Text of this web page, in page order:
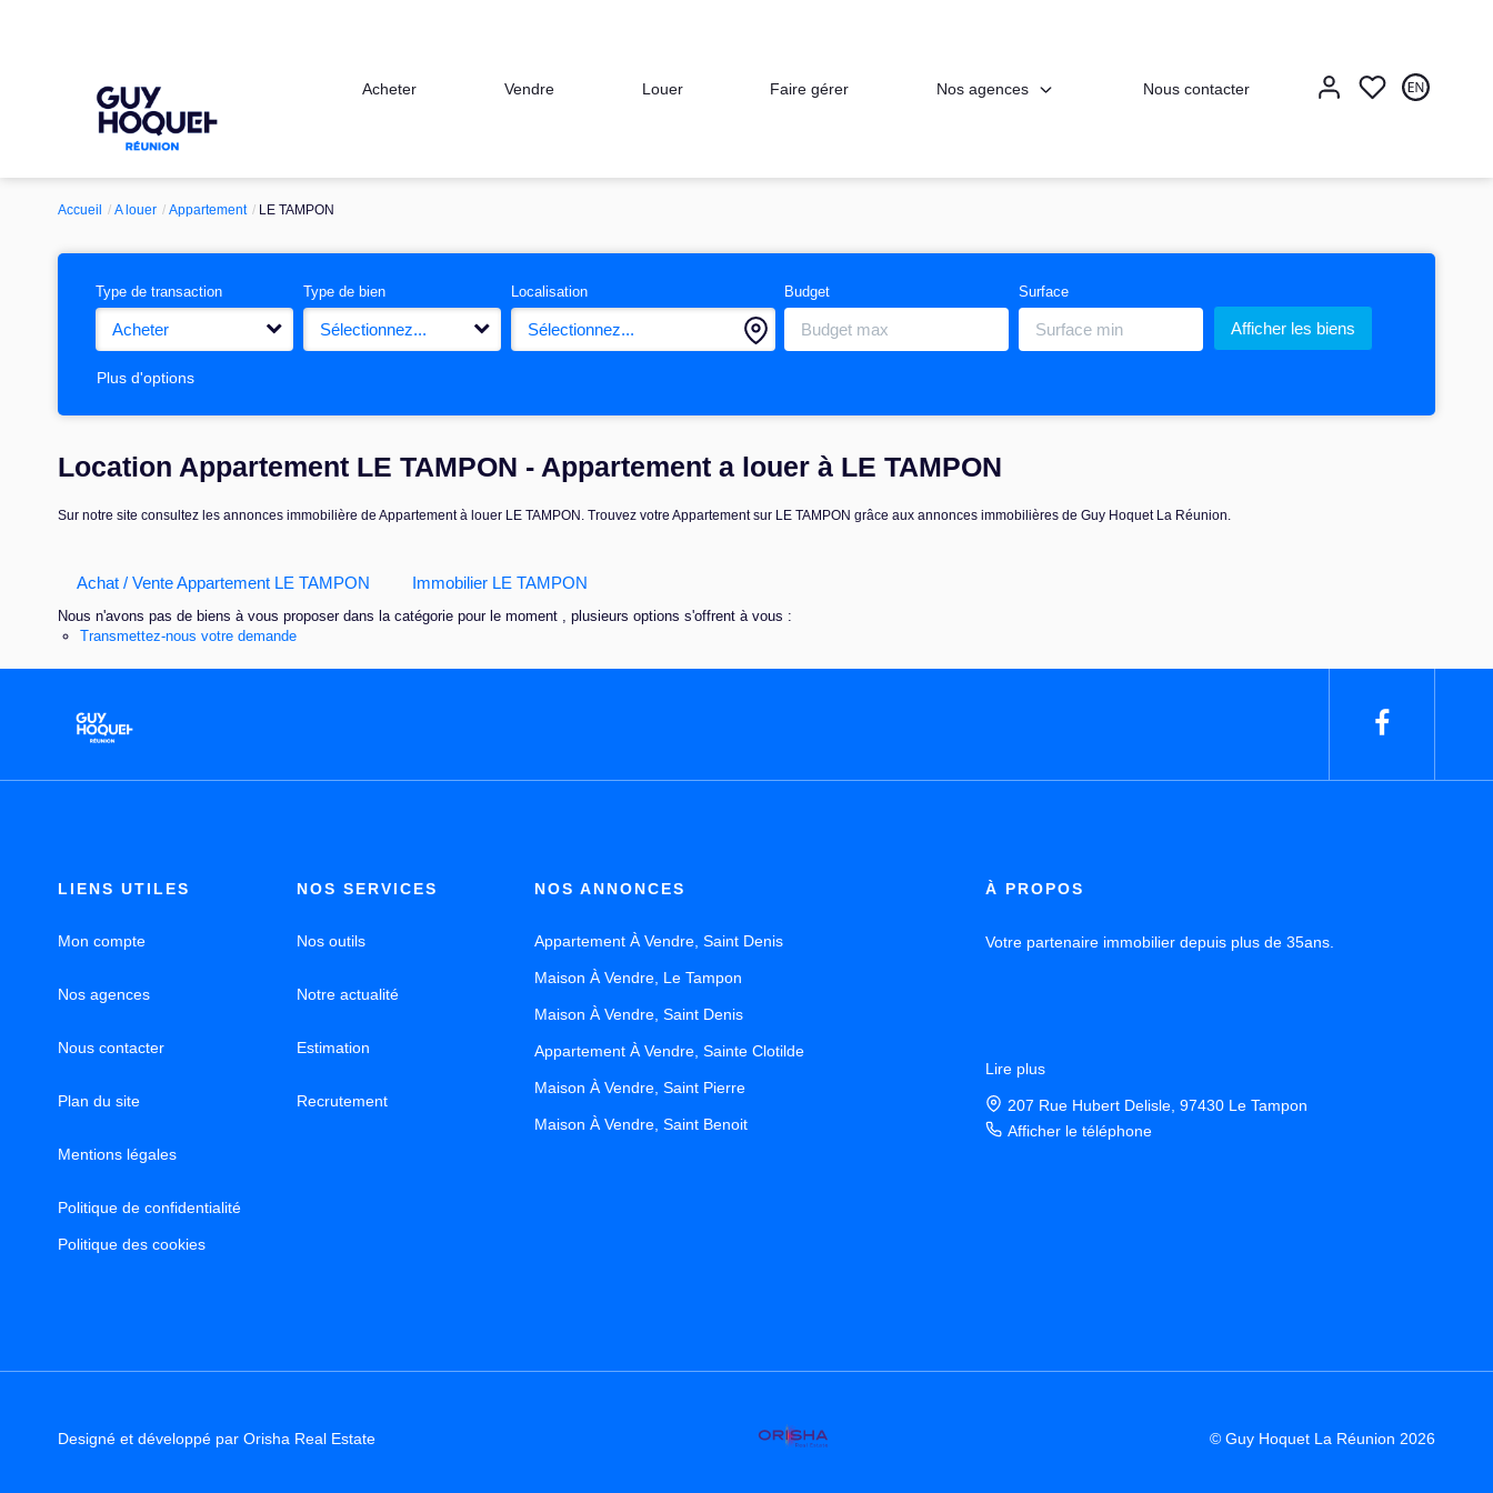
Acheter Vendre Louer Faire gérer Nos agences Nous contacter
Accueil A louer Appartement LE TAMPON
Type de transaction
Acheter
Type de bien
Sélectionnez...
Localisation
Sélectionnez...
Budget Surface
Plus d'options
Location Appartement LE TAMPON - Appartement a louer à LE TAMPON
Sur notre site consultez les annonces immobilière de Appartement à louer LE TAMPON. Trouvez votre Appartement sur LE TAMPON grâce aux annonces immobilières de Guy Hoquet La Réunion.
Achat / Vente Appartement LE TAMPON Immobilier LE TAMPON
Nous n'avons pas de biens à vous proposer dans la catégorie pour le moment , plusieurs options s'offrent à vous :
Transmettez-nous votre demande
LIENS UTILES
Mon compte
Nos agences
Nous contacter
Plan du site
Mentions légales
Politique de confidentialité
Politique des cookies
NOS SERVICES
Nos outils
Notre actualité
Estimation
Recrutement
NOS ANNONCES
Appartement À Vendre, Saint Denis
Maison À Vendre, Le Tampon
Maison À Vendre, Saint Denis
Appartement À Vendre, Sainte Clotilde
Maison À Vendre, Saint Pierre
Maison À Vendre, Saint Benoit
À PROPOS
Votre partenaire immobilier depuis plus de 35ans.
Lire plus
207 Rue Hubert Delisle, 97430 Le Tampon
Afficher le téléphone
Designé et développé par Orisha Real Estate © Guy Hoquet La Réunion 2026